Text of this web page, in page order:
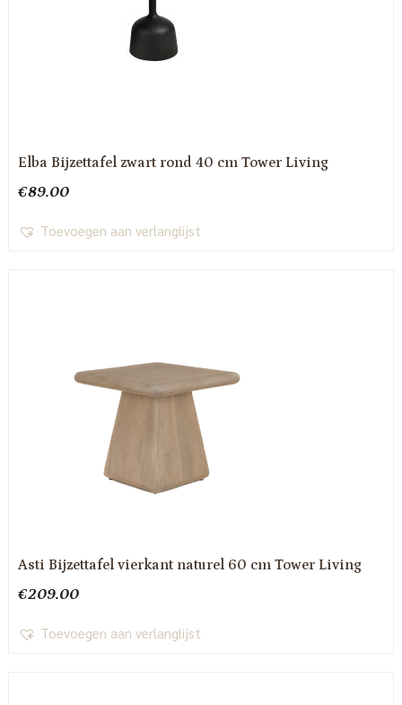
Elba Bijzettafel zwart rond 40 cm Tower Living
€89.00
Toevoegen aan verlanglijst
Asti Bijzettafel vierkant naturel 60 cm Tower Living
€209.00
Toevoegen aan verlanglijst